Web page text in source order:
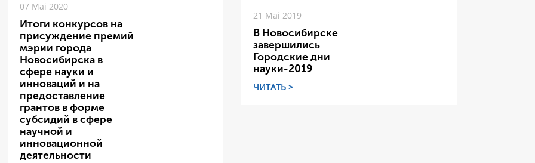
07 Mai 2020
Итоги конкурсов на
присуждение премий
мэрии города
Новосибирска в
сфере науки и
инноваций и на
предоставление
грантов в форме
субсидий в сфере
научной и
инновационной
деятельности
21 Mai 2019
В Новосибирске
завершились
Городские дни
науки-2019
ЧИТАТЬ >